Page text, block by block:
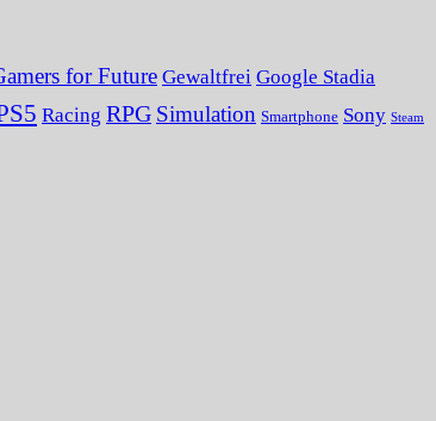
for Future Gewaltfrei Google Stadia
Racing RPG Simulation Smartphone Sony Steam